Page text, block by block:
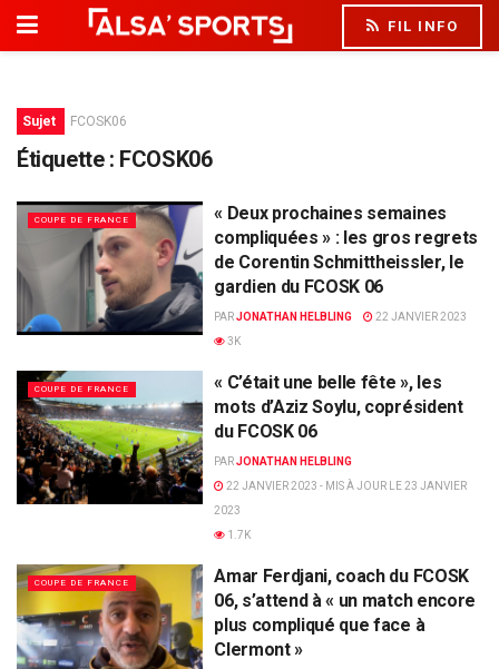
FIL INFO
Sujet FCOSK06
Étiquette : FCOSK06
COUPE DE FRANCE
« Deux prochaines semaines
compliquées » : les gros regrets
de Corentin Schmittheissler, le
gardien du FCOSK 06
PARJONATHAN HELBLING
22 JANVIER 2023
3K
COUPE DE FRANCE
« C’était une belle fête », les
mots d’Aziz Soylu, coprésident
du FCOSK 06
PARJONATHAN HELBLING
22 JANVIER 2023 - MIS À JOUR LE 23 JANVIER
2023
1.7K
COUPE DE FRANCE
Amar Ferdjani, coach du FCOSK
06, s’attend à « un match encore
plus compliqué que face à
Clermont »